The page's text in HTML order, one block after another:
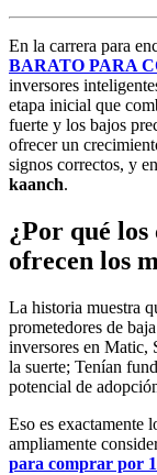
En la carrera para
BARATO PARA
inversores
etapa inicial que
fuerte y los bajos
ofrecer un
signos correctos, y
kaanch.
¿Por qué
ofrecen los
La historia muestra
prometedores de
inversores en Matic,
la suerte; Tenían
potencial de
Eso es exactamente
ampliamente
para comprar por